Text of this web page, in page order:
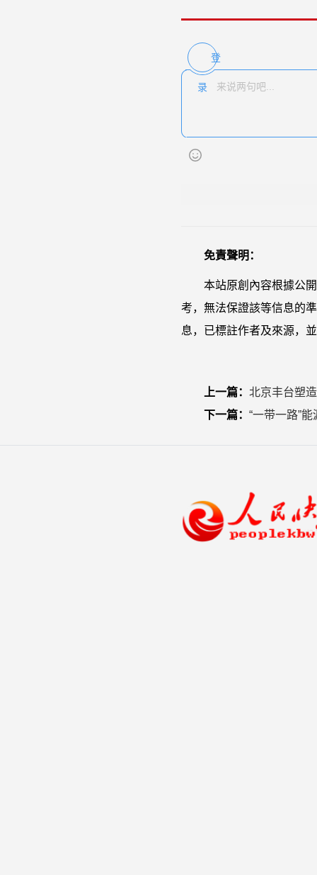
登
录
免責聲明：
本站原創內容根據公
考，無法保證該等信息的
息，已標註作者及來源，
上一篇： 北京丰台塑
下一篇： “一带一路”